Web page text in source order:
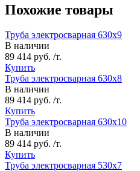
Похожие товары
Труба электросварная 630х9
В наличии
89 414 руб. /т.
Купить
Труба электросварная 630х8
В наличии
89 414 руб. /т.
Купить
Труба электросварная 630х10
В наличии
89 414 руб. /т.
Купить
Труба электросварная 530х7